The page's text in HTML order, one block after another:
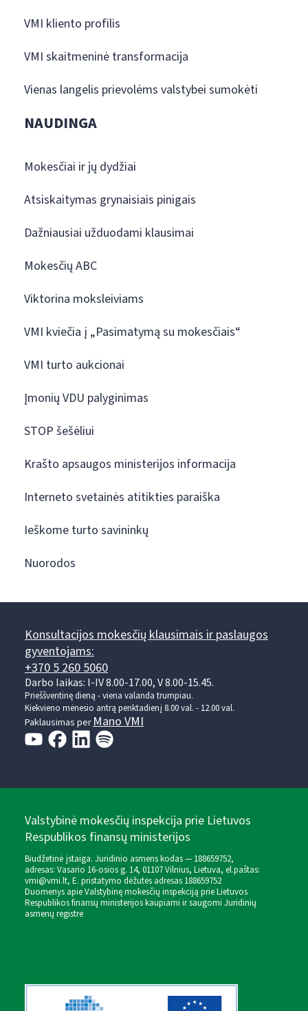
VMI kliento profilis
VMI skaitmeninė transformacija
Vienas langelis prievolėms valstybei sumokėti
NAUDINGA
Mokesčiai ir jų dydžiai
Atsiskaitymas grynaisiais pinigais
Dažniausiai užduodami klausimai
Mokesčių ABC
Viktorina moksleiviams
VMI kviečia į „Pasimatymą su mokesčiais“
VMI turto aukcionai
Įmonių VDU palyginimas
STOP šešėliui
Krašto apsaugos ministerijos informacija
Interneto svetainės atitikties paraiška
Ieškome turto savininkų
Nuorodos
Konsultacijos mokesčių klausimais ir paslaugos
gyventojams:
+370 5 260 5060
Darbo laikas: I-IV 8.00-17.00, V 8.00-15.45.
Prieššventinę dieną - viena valanda trumpiau.
Kiekvieno mėnesio antrą penktadienį 8.00 val. - 12.00 val.
Paklausimas perMano VMI
Valstybinė mokesčių inspekcija prie Lietuvos
Respublikos finansų ministerijos
Biudžetinė įstaiga. Juridinio asmens kodas — 188659752,
adresas: Vasario 16-osios g. 14, 01107 Vilnius, Lietuva, el.paštas:
vmi@vmi.lt, E. pristatymo dėžutės adresas 188659752
Duomenys apie Valstybinę mokesčių inspekciją prie Lietuvos
Respublikos finansų ministerijos kaupiami ir saugomi Juridinių
asmenų registre